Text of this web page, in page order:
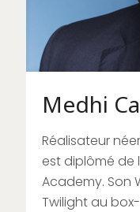
Medhi
Réalisateur
est diplômé de
Academy. Son
Twilight au